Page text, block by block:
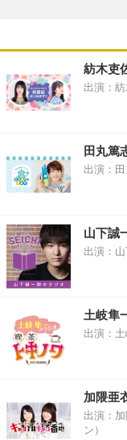
紡木吏
出演：
田丸篤
出演：
山下誠
出演：
土岐隼
出演：
加隈亜
出演：
ン）